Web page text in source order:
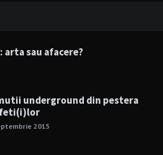
arta sau afacere?
underground din pestera
2015